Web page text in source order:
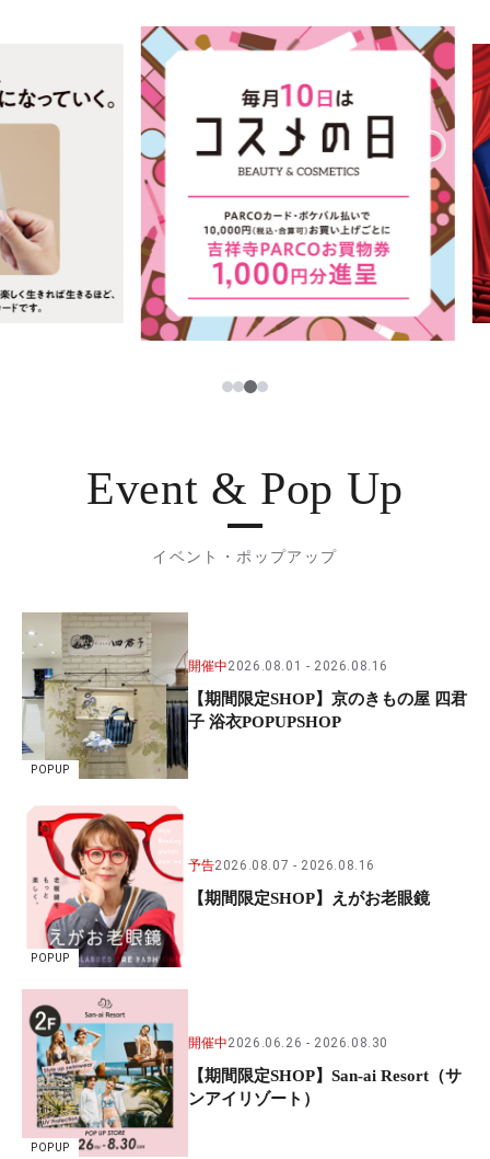
レストラン・カフェ
TAX FREE
PARCOメンバーズ
日本語
123
Event & Pop Up
イベント・ポップアップ
POPUP
開催中2026.08.01 2026.08.16
【期間限定SHOP】京のきもの屋 四君
子 浴衣POPUPSHOP
POPUP
予告2026.08.07 2026.08.16
【期間限定SHOP】えがお老眼鏡
POPUP
開催中2026.06.26 2026.08.30
【期間限定SHOP】San-ai Resort（サ
ンアイリゾート）